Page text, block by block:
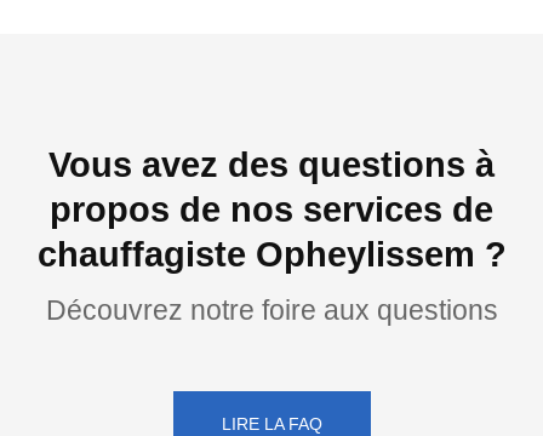
Vous avez des questions à
propos de nos services de
chauffagiste Opheylissem ?
Découvrez notre foire aux questions
LIRE LA FAQ